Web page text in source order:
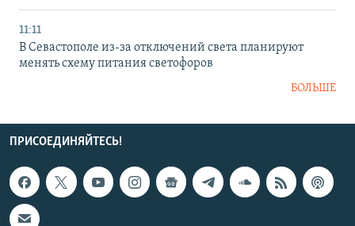
11:11
В Севастополе из-за отключений света планируют
менять схему питания светофоров
БОЛЬШЕ
ПРИСОЕДИНЯЙТЕСЬ!